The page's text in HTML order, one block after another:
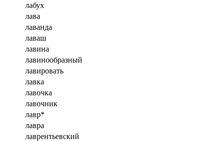
лабух
лава
лаванда
лаваш
лавина
лавинообразный
лавировать
лавка
лавочка
лавочник
лавр*
лавра
лаврентьевский